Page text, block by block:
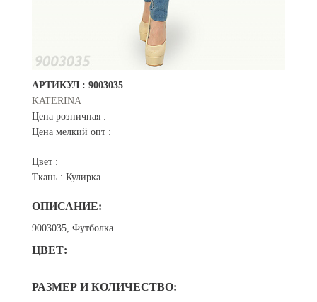
АРТИКУЛ : 9003035
KATERINA
Цена розничная :
Цена мелкий опт :
Цвет :
Ткань : Кулирка
ОПИСАНИЕ:
9003035, Футболка
ЦВЕТ:
РАЗМЕР И КОЛИЧЕСТВО: